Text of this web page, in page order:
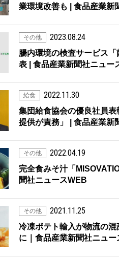
業環境改善も | 食品産業新
その他 2023.08.24
腸内環境の検査サービス
表 | 食品産業新聞社ニュー
給食 2022.11.30
集団給食協会の優良社員
提供が責務」 | 食品産業新
その他 2022.04.19
完全食みそ汁「
聞社ニュースWEB
その他 2021.11.25
冷凍ポテト輸入が物流の
に｜食品産業新聞社ニュー